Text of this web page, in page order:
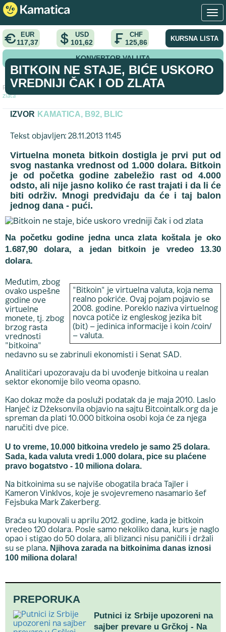
EUR
117,37
USD
101,62
CHF
125,86 KURSNA LISTA
KONVERTOR VALUTA
Početna > vest >
Bitkoin ne staje, biće uskoro vredniji čak i od
zlata
BITKOIN NE STAJE, BIĆE USKORO
VREDNIJI ČAK I OD ZLATA
IZVOR KAMATICA, B92, BLIC
Tekst objavljen: 28.11.2013 11:45
Virtuelna moneta bitkoin dostigla je prvi put od
svog nastanka vrednost od 1.000 dolara. Bitkoin
je od početka godine zabeležio rast od 4.000
odsto, ali nije jasno koliko će rast trajati i da li će
biti održiv. Mnogi predviđaju da će i taj balon
jednog dana - pući.
Na početku godine jedna unca zlata koštala je oko
1.687,90 dolara, a jedan bitkoin je vredeo 13.30
dolara.
"Bitkoin" je virtuelna valuta, koja nema
realno pokriće. Ovaj pojam pojavio se
2008. godine. Poreklo naziva virtuelnog
novca potiče iz engleskog jezika bit
(bit) – jedinica informacije i koin /coin/
– valuta.
Međutim, zbog
ovako uspešne
godine ove
virtuelne
monete, tj. zbog
brzog rasta
vrednosti
"bitkoina"
nedavno su se zabrinuli ekonomisti i Senat SAD.
Analitičari upozoravaju da bi uvođenje bitkoina u realan
sektor ekonomije bilo veoma opasno.
Kao dokaz može da posluži podatak da je maja 2010. Laslo
Hanječ iz Džeksonvila objavio na sajtu Bitcointalk.org da je
spreman da plati 10.000 bitkoina osobi koja će za njega
naručiti dve pice.
U to vreme, 10.000 bitkoina vredelo je samo 25 dolara.
Sada, kada valuta vredi 1.000 dolara, pice su plaćene
pravo bogatstvo - 10 miliona dolara.
Na bitkoinima su se najviše obogatila braća Tajler i
Kameron Vinklvos, koje je svojevremeno nasamario šef
Fejsbuka Mark Zakerberg.
Braća su kupovali u aprilu 2012. godine, kada je bitkoin
vredeo 120 dolara. Posle samo nekoliko dana, kurs je naglo
opao i stigao do 50 dolara, ali blizanci nisu paničili i držali
su se plana. Njihova zarada na bitkoinima danas iznosi
100 miliona dolara!
PREPORUKA
Putnici iz Srbije upozoreni na
sajber prevare u Grčkoj - Na